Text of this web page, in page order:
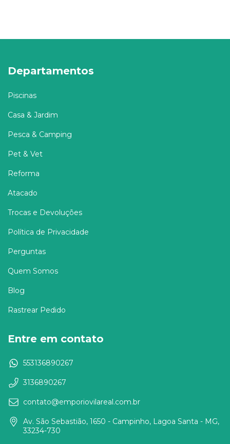
Departamentos
Piscinas
Casa & Jardim
Pesca & Camping
Pet & Vet
Reforma
Atacado
Trocas e Devoluções
Política de Privacidade
Perguntas
Quem Somos
Blog
Rastrear Pedido
Entre em contato
553136890267
3136890267
contato@emporiovilareal.com.br
Av. São Sebastião, 1650 - Campinho, Lagoa Santa - MG,
33234-730